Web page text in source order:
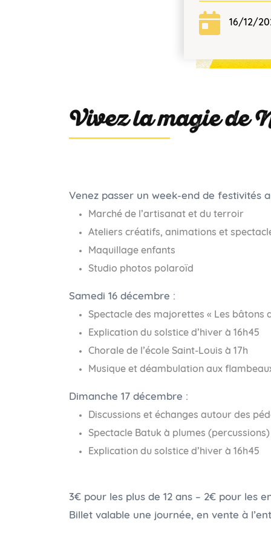
16/12/
Vivez la magie de
Venez passer un week-end de festivités
Marché de l’artisanat et du terroir
Ateliers créatifs, animations et
Maquillage enfants
Studio photos polaroïd
Samedi 16 décembre :
Spectacle des majorettes « Les bâtons
Explication du solstice d’hiver à 16h45
Chorale de l’école Saint-Louis à 17h
Musique et déambulation aux
Dimanche 17 décembre :
Discussions et échanges autour des
Spectacle Batuk à plumes (percussions)
Explication du solstice d’hiver à 16h45
3€ pour les plus de 12 ans – 2€ pour les
Billet valable une journée, en vente à